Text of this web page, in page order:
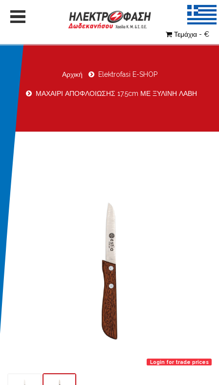
Τεμάχια - €
Αρχική Elektrofasi E-SHOP
ΜΑΧΑΙΡΙ ΑΠΟΦΛΟΙΩΣΗΣ 17.5cm ΜΕ ΞΥΛΙΝΗ ΛΑΒΗ
Login for trade prices